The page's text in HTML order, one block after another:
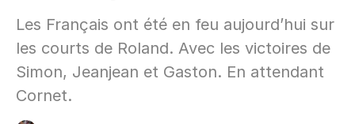
Les Français ont été en feu aujourd’hui sur
les courts de Roland. Avec les victoires de
Simon, Jeanjean et Gaston. En attendant
Cornet.